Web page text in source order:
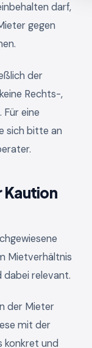
darf,
gegen
der
Rechts-,
eine
sich bitte an
Kaution
Mietverhältnis
dabei relevant.
der Mieter
mit der
konkret und